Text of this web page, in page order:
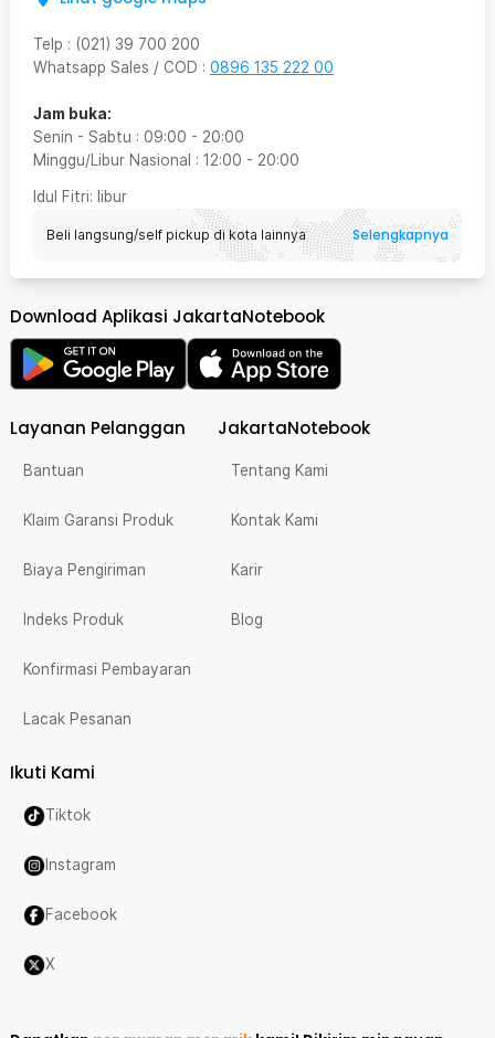
Telp : (021) 39 700 200
Whatsapp Sales / COD : 0896 135 222 00
Jam buka:
Senin - Sabtu : 09:00 - 20:00
Minggu/Libur Nasional : 12:00 - 20:00
Idul Fitri: libur
Beli langsung/self pickup di kota lainnya Selengkapnya
Download Aplikasi JakartaNotebook
Layanan Pelanggan
Bantuan
Klaim Garansi Produk
Biaya Pengiriman
Indeks Produk
Konfirmasi Pembayaran
Lacak Pesanan
JakartaNotebook
Tentang Kami
Kontak Kami
Karir
Blog
Ikuti Kami
Tiktok
Instagram
Facebook
X